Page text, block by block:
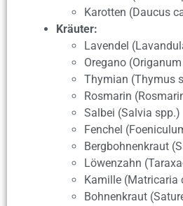
Karotten (Daucus
Kräuter:
Lavendel
Oregano
Thymian (Thymus
Rosmarin
Salbei (Salvia spp.)
Fenchel
Bergbohnenkraut
Löwenzahn
Kamille (Matricaria
Bohnenkraut